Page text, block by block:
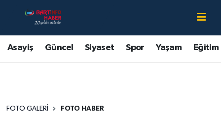
Asayiş Güncel Siyaset Spor Yaşam Eğitim
FOTO GALERI FOTO HABER
Asayiş
Bartın Hakkında
Eğitim
Bartın Nöbetçi Eczaneler
Bartın Hava Durumu
Bartın Trafik Yoğunluk Haritası